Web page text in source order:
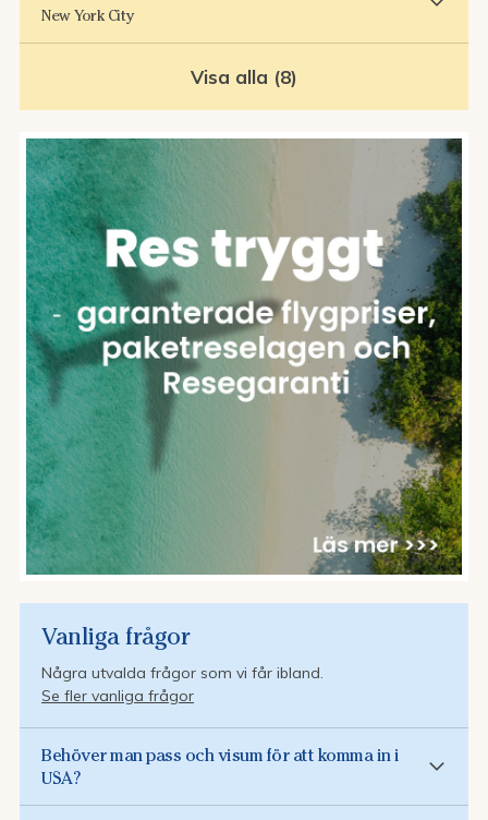
New York City
Visa alla (8)
Vanliga frågor
Några utvalda frågor som vi får ibland.
Se fler vanliga frågor
Behöver man pass och visum för att komma in i
USA?